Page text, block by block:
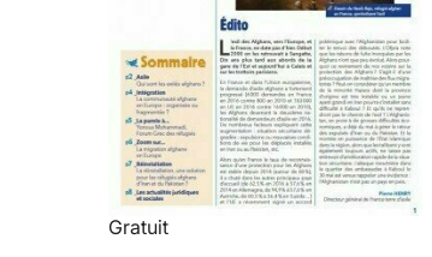
Gratuit